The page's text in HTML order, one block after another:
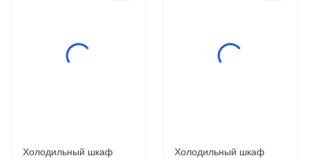
Холодильный шкаф
Холодильный шкаф